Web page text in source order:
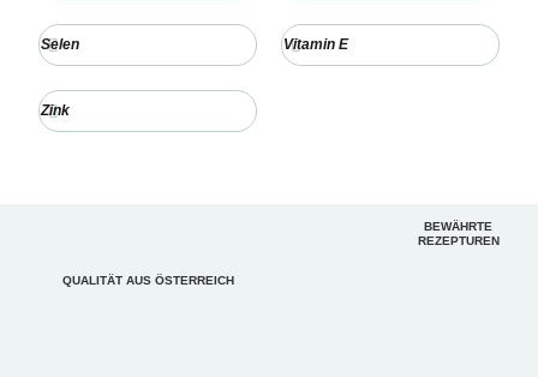
Selen Vitamin E
Zink
QUALITÄT AUS ÖSTERREICH
BEWÄHRTE
REZEPTUREN